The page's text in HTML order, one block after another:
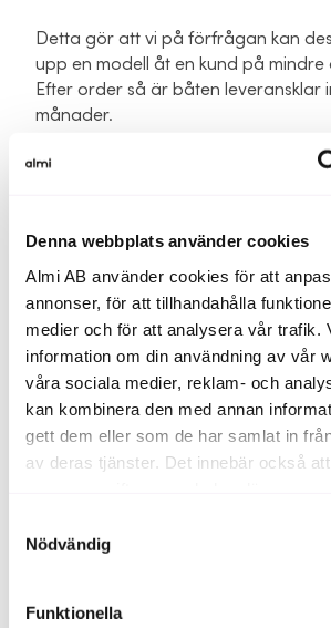
Denna webbplats använder cookies
Almi AB använder cookies för att
annonser, för att tillhandahålla
medier och för att analysera vår trafik.
information om din användning av vår
våra sociala medier, reklam- och
kan kombinera den med annan
gett dem eller som de har samlat in
av deras tjänster. Det innebär också
Om du klickar på avvisa kommer
eller delning av information enligt
förutom för kakor som är nödvändiga
ska fungera se mer under inställningar.
Nödvändig
Funktionella
Detta gör att vi på förfrågan kan
upp en modell åt en kund på mindre
Efter order så är båten leveransklar
månader.
Detta koncept är vi ensamma med
Vår första modell i denna serie är
kommer levereras i kvartal 1, 2025.
Vi ser stora tillväxtmöjligheter för
arbetsbåtar tack varde den
modellen vi nu tagit fram. Victum
motorn på vår fortsatta tillväxtresa.
Vi söker en ordförande.
Vi söker dig som kan vara en
pågående tillväxtresa. Du tar rollen